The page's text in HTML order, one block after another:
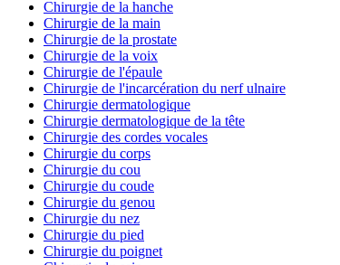
Chirurgie de la hanche
Chirurgie de la main
Chirurgie de la prostate
Chirurgie de la voix
Chirurgie de l'épaule
Chirurgie de l'incarcération du nerf ulnaire
Chirurgie dermatologique
Chirurgie dermatologique de la tête
Chirurgie des cordes vocales
Chirurgie du corps
Chirurgie du cou
Chirurgie du coude
Chirurgie du genou
Chirurgie du nez
Chirurgie du pied
Chirurgie du poignet